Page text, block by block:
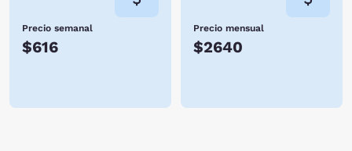
Precio semanal
$616
Precio mensual
$2640